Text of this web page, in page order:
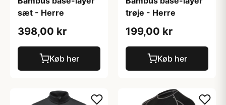
sæt - Herre
398,00 kr
Køb her
trøje - Herre
199,00 kr
Køb her